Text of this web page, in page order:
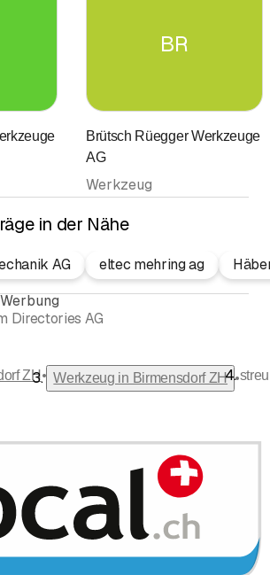
BR
Brütsch Rüegger Werkzeuge
AG
Werkzeug
in der Nähe
AG eltec mehring ag
Directories AG
ZH• Werkzeug in Birmensdorf ZH •